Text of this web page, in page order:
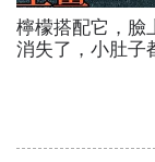
檸檬搭配它，臉
消失了，小肚子